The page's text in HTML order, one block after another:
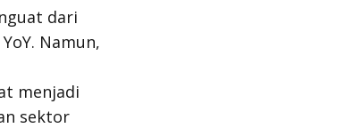
dari
Namun,
menjadi
sektor